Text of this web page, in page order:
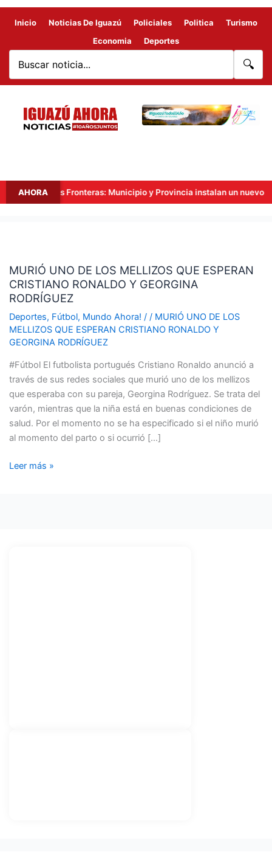
Inicio Noticias De Iguazú Policiales Politica
Turismo
Economia
Deportes
🔍
AHORA
Hito Tres Fronteras: Municipio y Provincia instalan un nuevo
MURIÓ UNO DE LOS MELLIZOS QUE ESPERAN
CRISTIANO RONALDO Y GEORGINA
RODRÍGUEZ
Deportes, Fútbol, Mundo Ahora! / / MURIÓ UNO DE LOS
MELLIZOS QUE ESPERAN CRISTIANO RONALDO Y
GEORGINA RODRÍGUEZ
#Fútbol El futbolista portugués Cristiano Ronaldo anunció a
través de sus redes sociales que murió uno de los mellizos
que esperaba con su pareja, Georgina Rodríguez. Se trata del
varón, mientras que la niña está en buenas condiciones de
salud. Por el momento no se ha especificado si el niño murió
al momento del parto o si ocurrió […]
DE
LOS
MELLIZOS
QUE
ESPERAN
CRISTIANO
RONALDO
RODRÍGUEZ
Leer más »